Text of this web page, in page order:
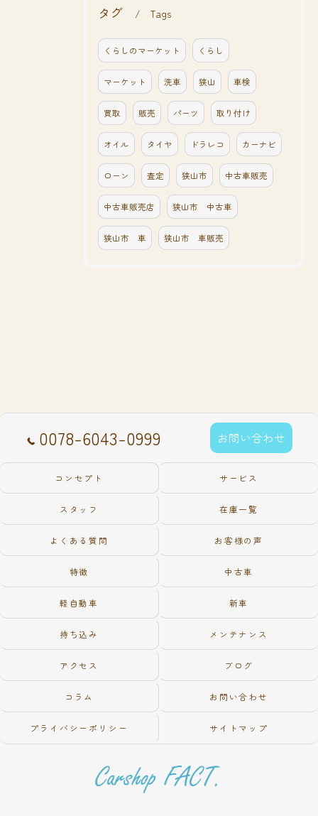
タグ Tags
くらしのマーケット くらし
マーケット 洗車 狭山 車検
買取 販売 パーツ 取り付け
オイル タイヤ ドラレコ カーナビ
ローン 査定 狭山市 中古車販売
中古車販売店 狭山市 中古車
狭山市 車 狭山市 車販売
0078-6043-0999 お問い合わせ
コンセプト サービス
スタッフ 在庫一覧
よくある質問 お客様の声
特徴 中古車
軽自動車 新車
持ち込み メンテナンス
アクセス ブログ
コラム お問い合わせ
プライバシーポリシー サイトマップ